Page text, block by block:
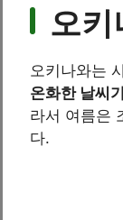
오키
오키나와는
온화한 날씨
라서 여름은
다.